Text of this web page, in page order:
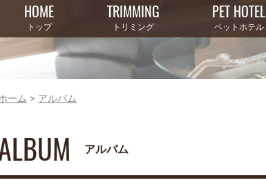
HOME
トップ
TRIMMING
トリミング
PET HOTEL
ペットホテル
ーム アルバム
アルバム